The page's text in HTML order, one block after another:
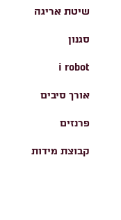
שיטת אריגה
סגנון
i robot
אורך סיבים
פרנזים
קבוצת מידות